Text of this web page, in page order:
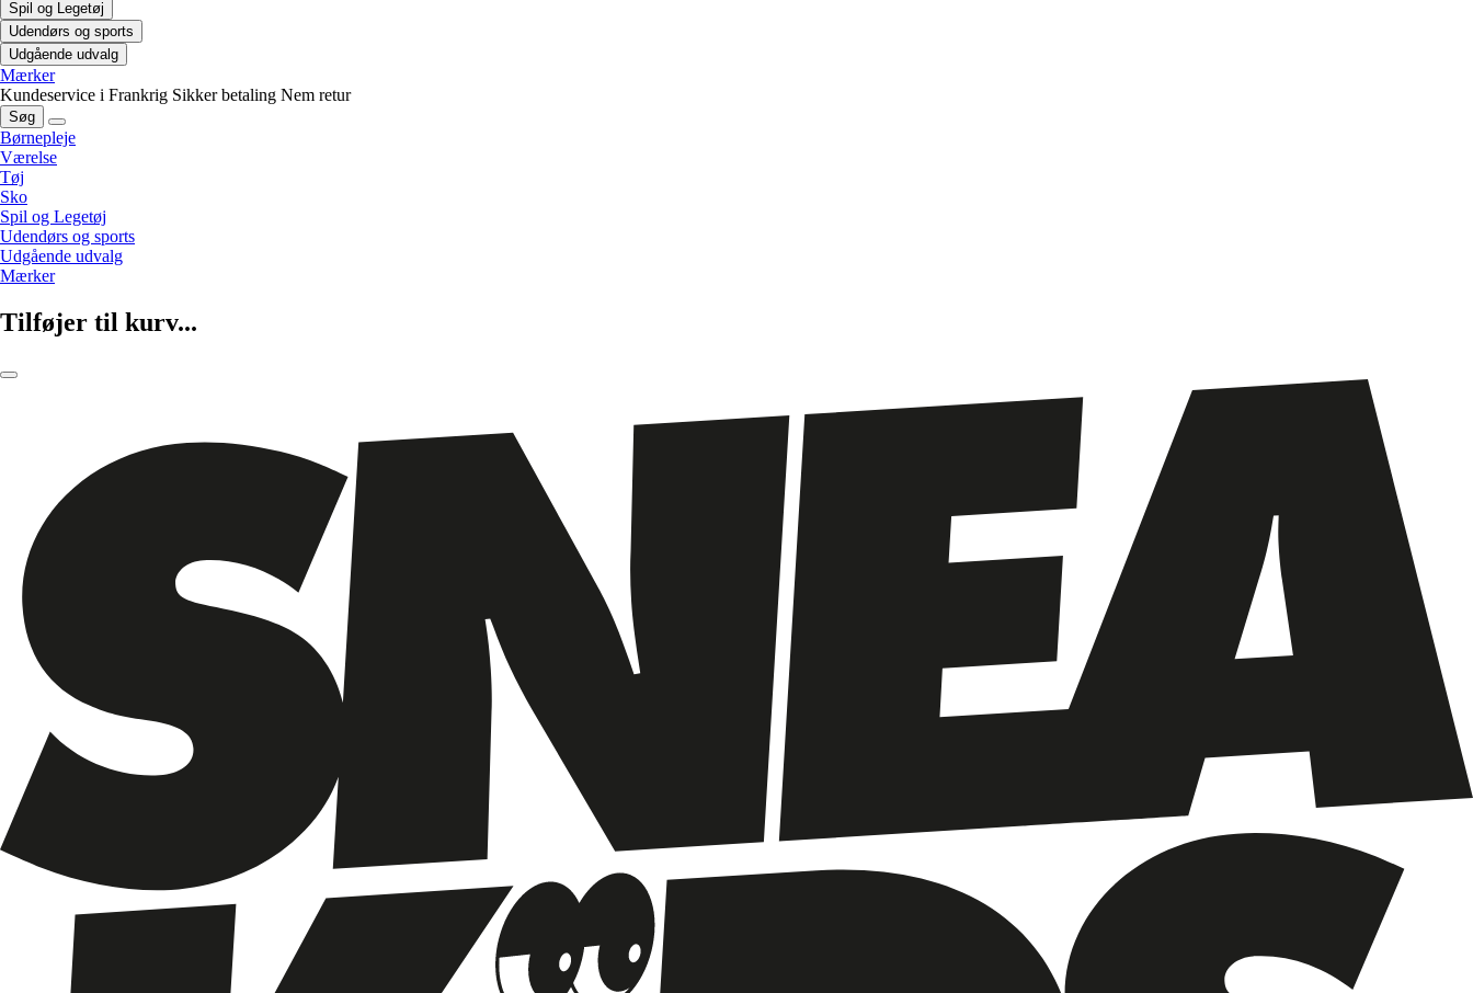
Spil og Legetøj
Udendørs og sports
Udgående udvalg
Mærker
Kundeservice i Frankrig Sikker betaling Nem retur
Søg
Børnepleje
Værelse
Tøj
Sko
Spil og Legetøj
Udendørs og sports
Udgående udvalg
Mærker
Tilføjer til kurv...